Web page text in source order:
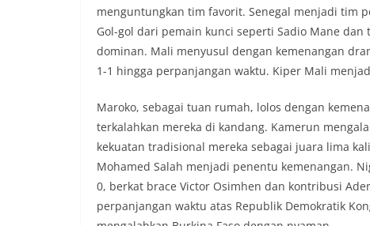
menguntungkan tim favorit. Senegal menjadi tim
Gol-gol dari pemain kunci seperti Sadio Mane
dominan. Mali menyusul dengan kemenangan
1-1 hingga perpanjangan waktu. Kiper Mali
Maroko, sebagai tuan rumah, lolos dengan
terkalahkan mereka di kandang. Kamerun
kekuatan tradisional mereka sebagai juara lima
Mohamed Salah menjadi penentu kemenangan.
0, berkat brace Victor Osimhen dan kontribusi
perpanjangan waktu atas Republik Demokratik